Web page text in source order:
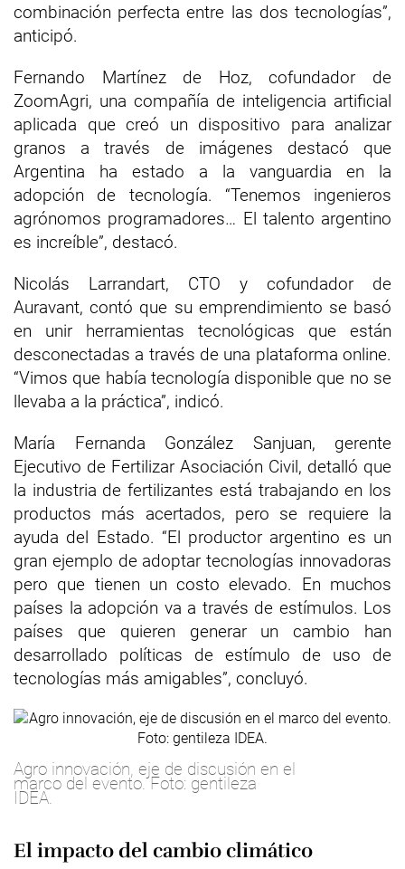
combinación perfecta entre las dos tecnologías”,
anticipó.
Fernando Martínez de Hoz, cofundador de
ZoomAgri, una compañía de inteligencia artificial
aplicada que creó un dispositivo para analizar
granos a través de imágenes destacó que
Argentina ha estado a la vanguardia en la
adopción de tecnología. “Tenemos ingenieros
agrónomos programadores… El talento argentino
es increíble”, destacó.
Nicolás Larrandart, CTO y cofundador de
Auravant, contó que su emprendimiento se basó
en unir herramientas tecnológicas que están
desconectadas a través de una plataforma online.
“Vimos que había tecnología disponible que no se
llevaba a la práctica”, indicó.
María Fernanda González Sanjuan, gerente
Ejecutivo de Fertilizar Asociación Civil, detalló que
la industria de fertilizantes está trabajando en los
productos más acertados, pero se requiere la
ayuda del Estado. “El productor argentino es un
gran ejemplo de adoptar tecnologías innovadoras
pero que tienen un costo elevado. En muchos
países la adopción va a través de estímulos. Los
países que quieren generar un cambio han
desarrollado políticas de estímulo de uso de
tecnologías más amigables”, concluyó.
Agro innovación, eje de discusión en el
marco del evento. Foto: gentileza
IDEA.
El impacto del cambio climático